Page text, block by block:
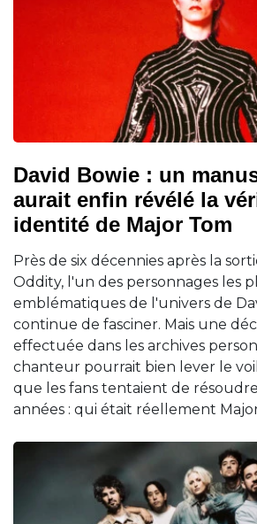
David Bowie : un
aurait enfin révélé la
identité de Major Tom
Près de six décennies après la
Oddity, l'un des personnages les
emblématiques de l'univers de
continue de fasciner. Mais une
effectuée dans les archives
chanteur pourrait bien lever le
que les fans tentaient de
années : qui était réellement